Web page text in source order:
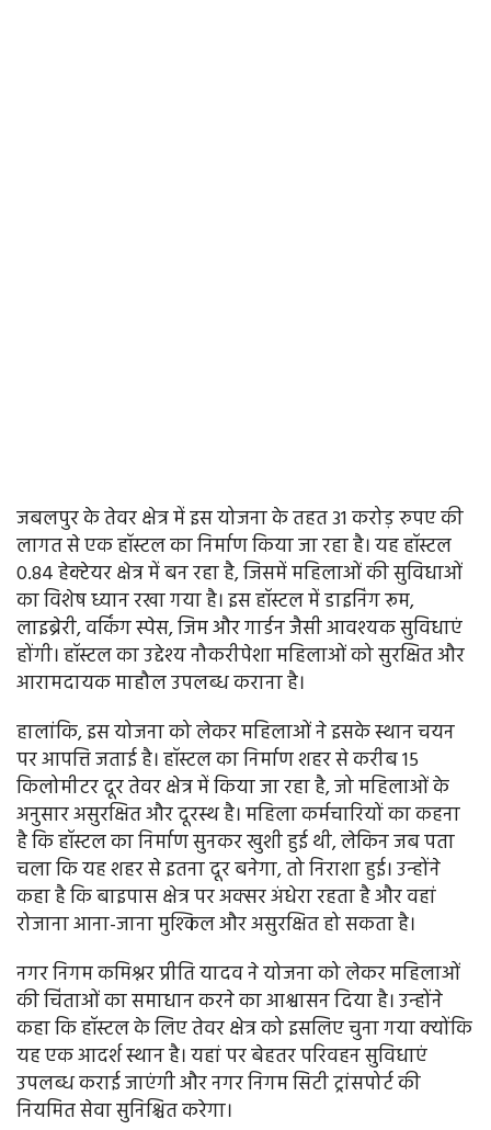
जबलपुर के तेवर क्षेत्र में इस योजना के तहत 31 करोड़ रुपए की
लागत से एक हॉस्टल का निर्माण किया जा रहा है। यह हॉस्टल
0.84 हेक्टेयर क्षेत्र में बन रहा है, जिसमें महिलाओं की सुविधाओं
का विशेष ध्यान रखा गया है। इस हॉस्टल में डाइनिंग रूम,
लाइब्रेरी, वर्किंग स्पेस, जिम और गार्डन जैसी आवश्यक सुविधाएं
होंगी। हॉस्टल का उद्देश्य नौकरीपेशा महिलाओं को सुरक्षित और
आरामदायक माहौल उपलब्ध कराना है।
हालांकि, इस योजना को लेकर महिलाओं ने इसके स्थान चयन
पर आपत्ति जताई है। हॉस्टल का निर्माण शहर से करीब 15
किलोमीटर दूर तेवर क्षेत्र में किया जा रहा है, जो महिलाओं के
अनुसार असुरक्षित और दूरस्थ है। महिला कर्मचारियों का कहना
है कि हॉस्टल का निर्माण सुनकर खुशी हुई थी, लेकिन जब पता
चला कि यह शहर से इतना दूर बनेगा, तो निराशा हुई। उन्होंने
कहा है कि बाइपास क्षेत्र पर अक्सर अंधेरा रहता है और वहां
रोजाना आना-जाना मुश्किल और असुरक्षित हो सकता है।
नगर निगम कमिश्नर प्रीति यादव ने योजना को लेकर महिलाओं
की चिंताओं का समाधान करने का आश्वासन दिया है। उन्होंने
कहा कि हॉस्टल के लिए तेवर क्षेत्र को इसलिए चुना गया क्योंकि
यह एक आदर्श स्थान है। यहां पर बेहतर परिवहन सुविधाएं
उपलब्ध कराई जाएंगी और नगर निगम सिटी ट्रांसपोर्ट की
नियमित सेवा सुनिश्चित करेगा।